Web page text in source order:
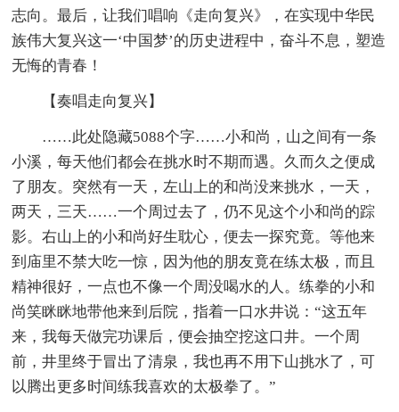
志向。最后，让我们唱响《走向复兴》，在实现中华民
族伟大复兴这一‘中国梦’的历史进程中，奋斗不息，塑造
无悔的青春！
【奏唱走向复兴】
……此处隐藏5088个字……小和尚，山之间有一条
小溪，每天他们都会在挑水时不期而遇。久而久之便成
了朋友。突然有一天，左山上的和尚没来挑水，一天，
两天，三天……一个周过去了，仍不见这个小和尚的踪
影。右山上的小和尚好生耽心，便去一探究竟。等他来
到庙里不禁大吃一惊，因为他的朋友竟在练太极，而且
精神很好，一点也不像一个周没喝水的人。练拳的小和
尚笑眯眯地带他来到后院，指着一口水井说：“这五年
来，我每天做完功课后，便会抽空挖这口井。一个周
前，井里终于冒出了清泉，我也再不用下山挑水了，可
以腾出更多时间练我喜欢的太极拳了。”